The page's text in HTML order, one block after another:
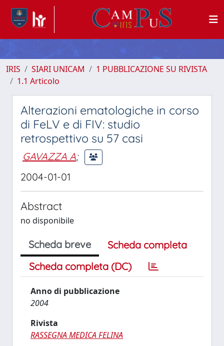
IRIS SIARI UNICAM
1 PUBBLICAZIONE SU RIVISTA
1.1 Articolo
Alterazioni ematologiche in corso
di FeLV e di FIV: studio
retrospettivo su 57 casi
GAVAZZA A;
2004-01-01
Abstract
no disponibile
Scheda breve
Scheda completa
Scheda completa (DC)
Anno di pubblicazione
2004
Rivista
RASSEGNA MEDICA FELINA